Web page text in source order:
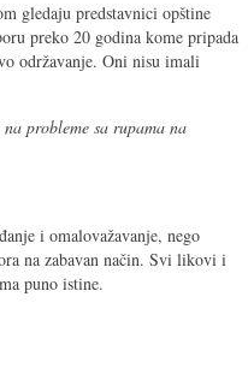
gledaju predstavnici opštine
preko 20 godina kome pripada
održavanje. Oni nisu imali
probleme sa rupama na
i omalovažavanje, nego
na zabavan način. Svi likovi i
puno istine.